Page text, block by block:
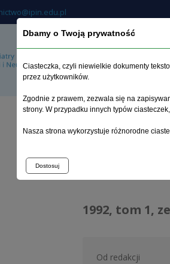
O czasopiśmie
Strona główna >
1992, tom 1,
Od redakcji
Dbamy o Twoją prywatność
Ciasteczka, czyli niewielkie dokumenty
przez użytkowników.
Zgodnie z prawem, zezwala się na
strony. W przypadku innych typów
Nasza strona wykorzystuje różnorodne
Dostosuj